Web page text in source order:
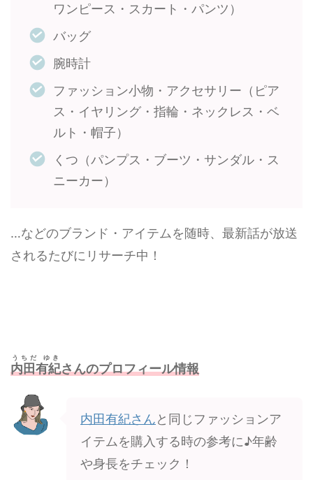
ワンピース・スカート・パンツ）
バッグ
腕時計
ファッション小物・アクセサリー（ピア
ス・イヤリング・指輪・ネックレス・ベ
ルト・帽子）
くつ（パンプス・ブーツ・サンダル・ス
ニーカー）
…などのブランド・アイテムを随時、最新話が放送
されるたびにリサーチ中！
内田有紀
うちだ ゆき
さんのプロフィール情報
内田有紀さんと同じファッションア
イテムを購入する時の参考に♪年齢
や身長をチェック！